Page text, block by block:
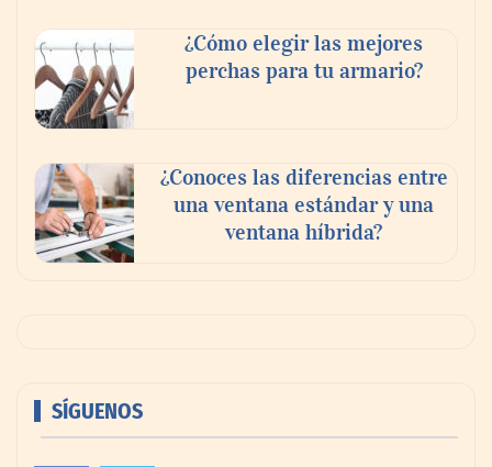
¿Cómo elegir las mejores
perchas para tu armario?
¿Conoces las diferencias entre
una ventana estándar y una
ventana híbrida?
SÍGUENOS